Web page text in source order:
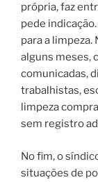
própria, faz
pede
para a limpeza.
alguns meses,
comunicadas,
trabalhistas,
limpeza
sem registro
No fim, o
situações de